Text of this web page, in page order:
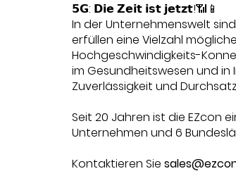
𝟱𝗚: 𝗗𝗶𝗲 𝗭𝗲𝗶𝘁 𝗶𝘀𝘁 𝗷𝗲𝘁𝘇𝘁!📶📱
In der Unternehmenswelt
erfüllen eine Vielzahl
Hochgeschwindigkeits-
im Gesundheitswesen und
Zuverlässigkeit und
Seit 20 Jahren ist die EZcon
Unternehmen und 6
Kontaktieren Sie